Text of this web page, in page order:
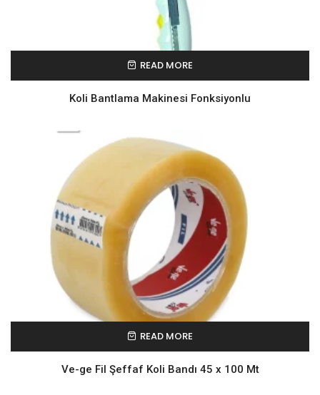
READ MORE
Koli Bantlama Makinesi Fonksiyonlu
READ MORE
Ve-ge Fil Şeffaf Koli Bandı 45 x 100 Mt